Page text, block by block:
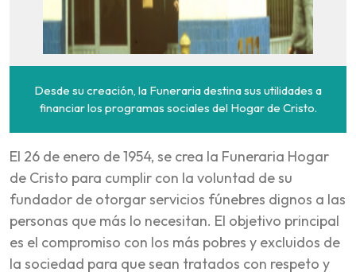
Desde su creación, la Funeraria destina sus utilidades a
financiar los programas sociales del Hogar de Cristo.
El 26 de enero de 1954, se crea la Funeraria Hogar
de Cristo para cumplir con la voluntad de su
fundador de otorgar servicios fúnebres dignos a las
personas que más lo necesitan. El objetivo principal
es el compromiso con los más pobres y excluidos de
la sociedad para que sean tratados con respeto y